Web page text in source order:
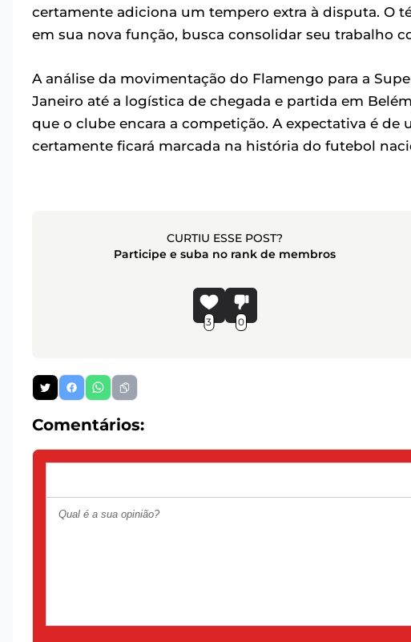
certamente adiciona um tempero extra à disputa. O
em sua nova função, busca consolidar seu trabalho
A análise da movimentação do Flamengo para a
Janeiro até a logística de chegada e partida em
que o clube encara a competição. A expectativa é
certamente ficará marcada na história do futebol
CURTIU ESSE POST?
Participe e suba no rank de membros
3 0
Comentários: